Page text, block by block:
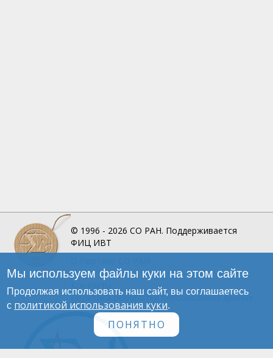
© 1996 - 2026 СО РАН. Поддерживается
ФИЦ ИВТ
Инфографика
Политика обработки персональных данных
Мы используем файлы куки на этом сайте
Продолжая использовать наш сайт, вы соглашаетесь
с политикой использования куки.
ПОНЯТНО